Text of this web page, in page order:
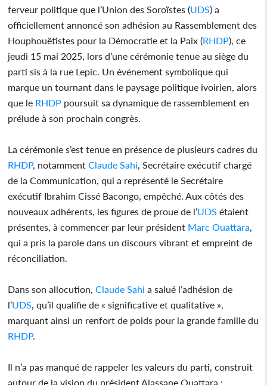
ferveur politique que l’Union des Soroïstes (UDS) a
officiellement annoncé son adhésion au Rassemblement des
Houphouëtistes pour la Démocratie et la Paix (RHDP), ce
jeudi 15 mai 2025, lors d’une cérémonie tenue au siège du
parti sis à la rue Lepic. Un événement symbolique qui
marque un tournant dans le paysage politique ivoirien, alors
que le RHDP poursuit sa dynamique de rassemblement en
prélude à son prochain congrès.
La cérémonie s’est tenue en présence de plusieurs cadres du
RHDP, notammentClaude Sahi , Secrétaire exécutif chargé
de la Communication, qui a représenté le Secrétaire
exécutif Ibrahim Cissé Bacongo, empêché. Aux côtés des
nouveaux adhérents, les figures de proue de l’UDS étaient
présentes, à commencer par leur président Marc Ouattara
qui a pris la parole dans un discours vibrant et empreint de
réconciliation.
Dans son allocution,Claude Sahi a salué l’adhésion de
l’UDS , qu’il qualifie de « significative et qualitative »,
marquant ainsi un renfort de poids pour la grande famille du
RHDP.
Il n’a pas manqué de rappeler les valeurs du parti, construit
autour de la vision du président Alassane Ouattara :